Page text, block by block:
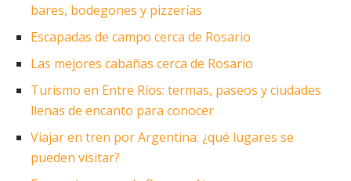
bares, bodegones y pizzerías
Escapadas de campo cerca de Rosario
Las mejores cabañas cerca de Rosario
Turismo en Entre Ríos: termas, paseos y ciudades
llenas de encanto para conocer
Viajar en tren por Argentina: ¿qué lugares se
pueden visitar?